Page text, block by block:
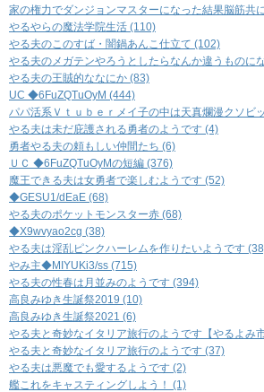
家の権力でダンジョンマスターになった結果脳筋共
やるやらの魔法学院生活 (110)
やる夫のこのすば・闇鍋あんこ仕立て (102)
やる夫のメガテンやろうとしたらなんか違うものに
やる夫の王賊的ななにか (83)
UC ◆6FuZQTuOyM (444)
パパ活系Ｖｔｕｂｅｒメイ子の中は天真爛漫クソビ
やる夫は未だ庇護される勇者のようです (4)
勇者やる夫の頼もしい仲間たち (6)
ＵＣ ◆6FuZQTuOyMの短編 (376)
魔王できる夫は女勇者で楽しむようです (52)
◆GESU1/dEaE (68)
やる夫のポケットモンスター赤 (68)
◆X9wvyao2cg (38)
やる夫は淫乱ピンクハーレムを作りたいようです
やみ主◆MIYUKi3/ss (715)
やる夫の性春は月並みのようです (394)
高良みゆき生誕祭2019 (10)
高良みゆき生誕祭2021 (6)
やる夫と奇妙なイタリア旅行のようです【やるよみ
やる夫と奇妙なイタリア旅行のようです (37)
やる夫は悪魔でも愛するようです (2)
艦これをキャスティングしよう！ (1)